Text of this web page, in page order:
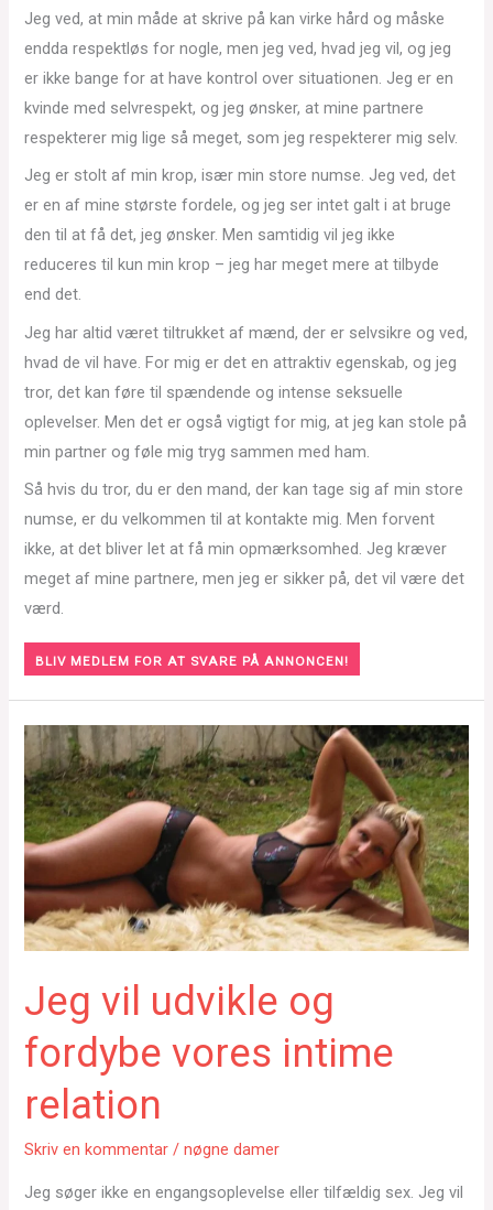
Jeg ved, at min måde at skrive på kan virke hård og måske
endda respektløs for nogle, men jeg ved, hvad jeg vil, og jeg
er ikke bange for at have kontrol over situationen. Jeg er en
kvinde med selvrespekt, og jeg ønsker, at mine partnere
respekterer mig lige så meget, som jeg respekterer mig selv.
Jeg er stolt af min krop, især min store numse. Jeg ved, det
er en af mine største fordele, og jeg ser intet galt i at bruge
den til at få det, jeg ønsker. Men samtidig vil jeg ikke
reduceres til kun min krop – jeg har meget mere at tilbyde
end det.
Jeg har altid været tiltrukket af mænd, der er selvsikre og ved,
hvad de vil have. For mig er det en attraktiv egenskab, og jeg
tror, det kan føre til spændende og intense seksuelle
oplevelser. Men det er også vigtigt for mig, at jeg kan stole på
min partner og føle mig tryg sammen med ham.
Så hvis du tror, du er den mand, der kan tage sig af min store
numse, er du velkommen til at kontakte mig. Men forvent
ikke, at det bliver let at få min opmærksomhed. Jeg kræver
meget af mine partnere, men jeg er sikker på, det vil være det
værd.
BLIV MEDLEM FOR AT SVARE PÅ ANNONCEN!
Jeg vil udvikle og
fordybe vores intime
relation
Skriv en kommentar /nøgne damer
Jeg søger ikke en engangsoplevelse eller tilfældig sex. Jeg vil